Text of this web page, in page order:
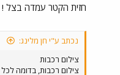
חזית הקטר עמדה בצל !
נכתב ע"י חן מלינג:
צילום רכבות
צילום רכבות, בדומה